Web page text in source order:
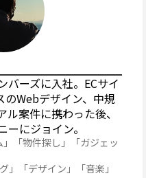
バーズに入社。ECサイ
のWebデザイン、中規
案件に携わった後、
にジョイン。
」「物件探し」「ガジェッ
」「デザイン」「音楽」